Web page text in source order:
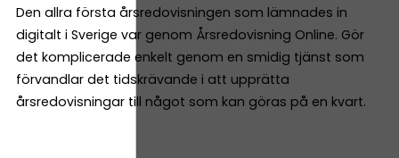
Den allra första årsredovisningen som lämnades in
digitalt i Sverige var genom Årsredovisning Online. Gör
det komplicerade enkelt genom en smidig tjänst som
förvandlar det tidskrävande i att upprätta
årsredovisningar till något som kan göras på en kvart.